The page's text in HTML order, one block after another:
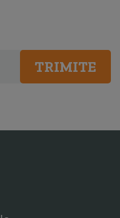
TRIMITE